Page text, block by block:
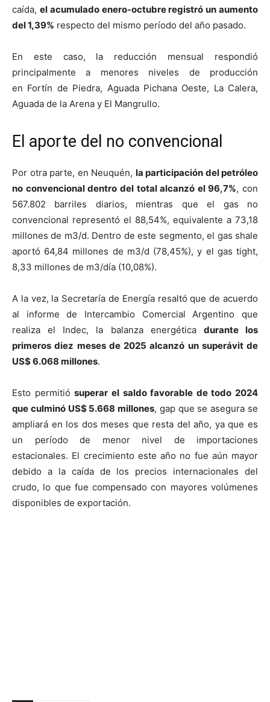
caída, el acumulado enero-octubre registró un aumento
del 1,39% respecto del mismo período del año pasado.
En este caso, la reducción mensual respondió
principalmente a menores niveles de producción
en Fortín de Piedra, Aguada Pichana Oeste, La Calera,
Aguada de la Arena y El Mangrullo.
El aporte del no convencional
Por otra parte, en Neuquén, la participación del petróleo
no convencional dentro del total alcanzó el 96,7%, con
567.802 barriles diarios, mientras que el gas no
convencional representó el 88,54%, equivalente a 73,18
millones de m3/d. Dentro de este segmento, el gas shale
aportó 64,84 millones de m3/d (78,45%), y el gas tight,
8,33 millones de m3/día (10,08%).
A la vez, la Secretaría de Energía resaltó que de acuerdo
al informe de Intercambio Comercial Argentino que
realiza el Indec, la balanza energética durante los
primeros diez meses de 2025 alcanzó un superávit de
US$ 6.068 millones.
Esto permitiósuperar el saldo favorable de todo 2024
que culminó US$ 5.668 millones, gap que se asegura se
ampliará en los dos meses que resta del año, ya que es
un período de menor nivel de importaciones
estacionales. El crecimiento este año no fue aún mayor
debido a la caída de los precios internacionales del
crudo, lo que fue compensado con mayores volúmenes
disponibles de exportación.